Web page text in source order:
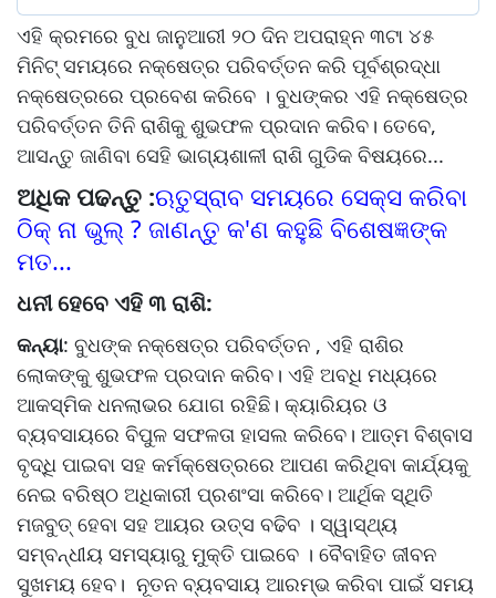
ଏହି କ୍ରମରେ ବୁଧ ଜାନୁଆରୀ ୨୦ ଦିନ ଅପରାହ୍ନ ୩ଟା ୪୫
ମିନିଟ୍ ସମୟରେ ନକ୍ଷେତ୍ର ପରିବର୍ତ୍ତନ କରି ପୂର୍ବଶ୍ରଦ୍ଧା
ନକ୍ଷେତ୍ରରେ ପ୍ରବେଶ କରିବେ । ବୁଧଙ୍କର ଏହି ନକ୍ଷେତ୍ର
ପରିବର୍ତ୍ତନ ତିନି ରାଶିକୁ ଶୁଭଫଳ ପ୍ରଦାନ କରିବ। ତେବେ,
ଆସନ୍ତୁ ଜାଣିବା ସେହି ଭାଗ୍ୟଶାଳୀ ରାଶି ଗୁଡିକ ବିଷୟରେ...
ଅଧିକ ପଢନ୍ତୁ :ଋତୁସ୍ରାବ ସମୟରେ ସେକ୍ସ କରିବା
ଠିକ୍ ନା ଭୁଲ୍ ? ଜାଣନ୍ତୁ କ'ଣ କହୁଛି ବିଶେଷଜ୍ଞଙ୍କ
ମତ...
ଧନୀ ହେବେ ଏହି ୩ ରାଶି:
କନ୍ୟା: ବୁଧଙ୍କ ନକ୍ଷେତ୍ର ପରିବର୍ତ୍ତନ , ଏହି ରାଶିର
ଲୋକଙ୍କୁ ଶୁଭଫଳ ପ୍ରଦାନ କରିବ। ଏହି ଅବଧି ମଧ୍ୟରେ
ଆକସ୍ମିକ ଧନଲାଭର ଯୋଗ ରହିଛି। କ୍ୟାରିୟର ଓ
ବ୍ୟବସାୟରେ ବିପୁଳ ସଫଳତା ହାସଲ କରିବେ। ଆତ୍ମ ବିଶ୍ବାସ
ବୃଦ୍ଧି ପାଇବା ସହ କର୍ମକ୍ଷେତ୍ରରେ ଆପଣ କରିଥିବା କାର୍ଯ୍ୟକୁ
ନେଇ ବରିଷ୍ଠ ଅଧିକାରୀ ପ୍ରଶଂସା କରିବେ। ଆର୍ଥିକ ସ୍ଥିତି
ମଜବୁତ୍ ହେବା ସହ ଆୟର ଉତ୍ସ ବଢିବ । ସ୍ୱାସ୍ଥ୍ୟ
ସମ୍ବନ୍ଧୀୟ ସମସ୍ୟାରୁ ମୁକ୍ତି ପାଇବେ । ବୈବାହିତ ଜୀବନ
ସୁଖମୟ ହେବ। ନୂତନ ବ୍ୟବସାୟ ଆରମ୍ଭ କରିବା ପାଇଁ ସମୟ